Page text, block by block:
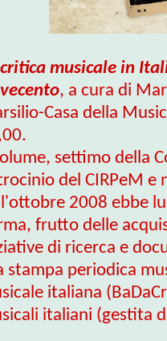
musicale in
, a cura di
Casa della
settimo della
del CIRPeM e
2008 ebbe
frutto delle
di ricerca e
stampa periodica
italiana
italiani (gestita